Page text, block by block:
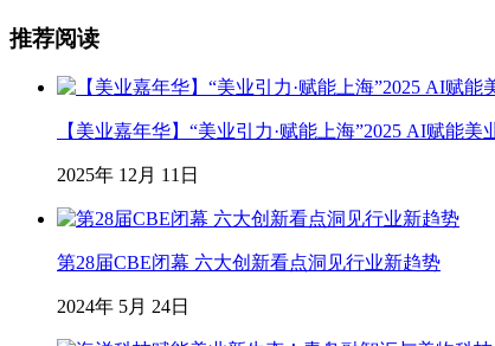
推荐阅读
【美业嘉年华】“美业引力·赋能上海”2025 AI赋能
2025年 12月 11日
第28届CBE闭幕 六大创新看点洞见行业新趋势
2024年 5月 24日